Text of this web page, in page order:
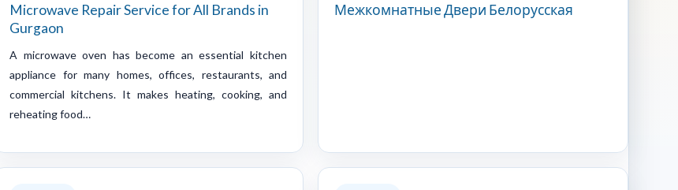
Microwave Repair Service for All Brands in
Gurgaon
A microwave oven has become an essential kitchen
appliance for many homes, offices, restaurants, and
commercial kitchens. It makes heating, cooking, and
reheating food…
Межкомнатные Двери Белорусская